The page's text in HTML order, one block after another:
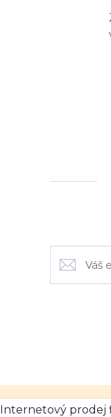
Internetový prodej